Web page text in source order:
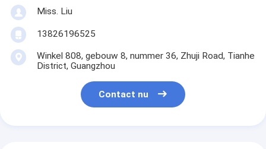
Miss. Liu
13826196525
Winkel 808, gebouw 8, nummer 36, Zhuji Road, Tianhe
District, Guangzhou
Contact nu